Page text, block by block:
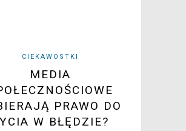
CIEKAWOSTKI
MEDIA
PRAWO DO
W BŁĘDZIE?